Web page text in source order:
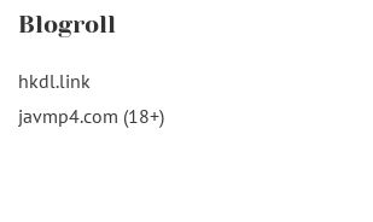
Blogroll
hkdl.link
javmp4.com (18+)